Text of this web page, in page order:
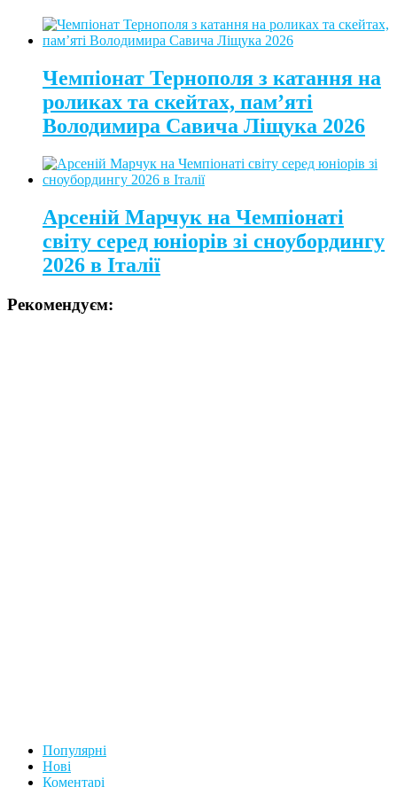
Чемпіонат Тернополя з катання на
роликах та скейтах, пам’яті
Володимира Савича Ліщука 2026
Арсеній Марчук на Чемпіонаті
світу серед юніорів зі сноубордингу
2026 в Італії
Рекомендуєм:
Популярні
Нові
Коментарі